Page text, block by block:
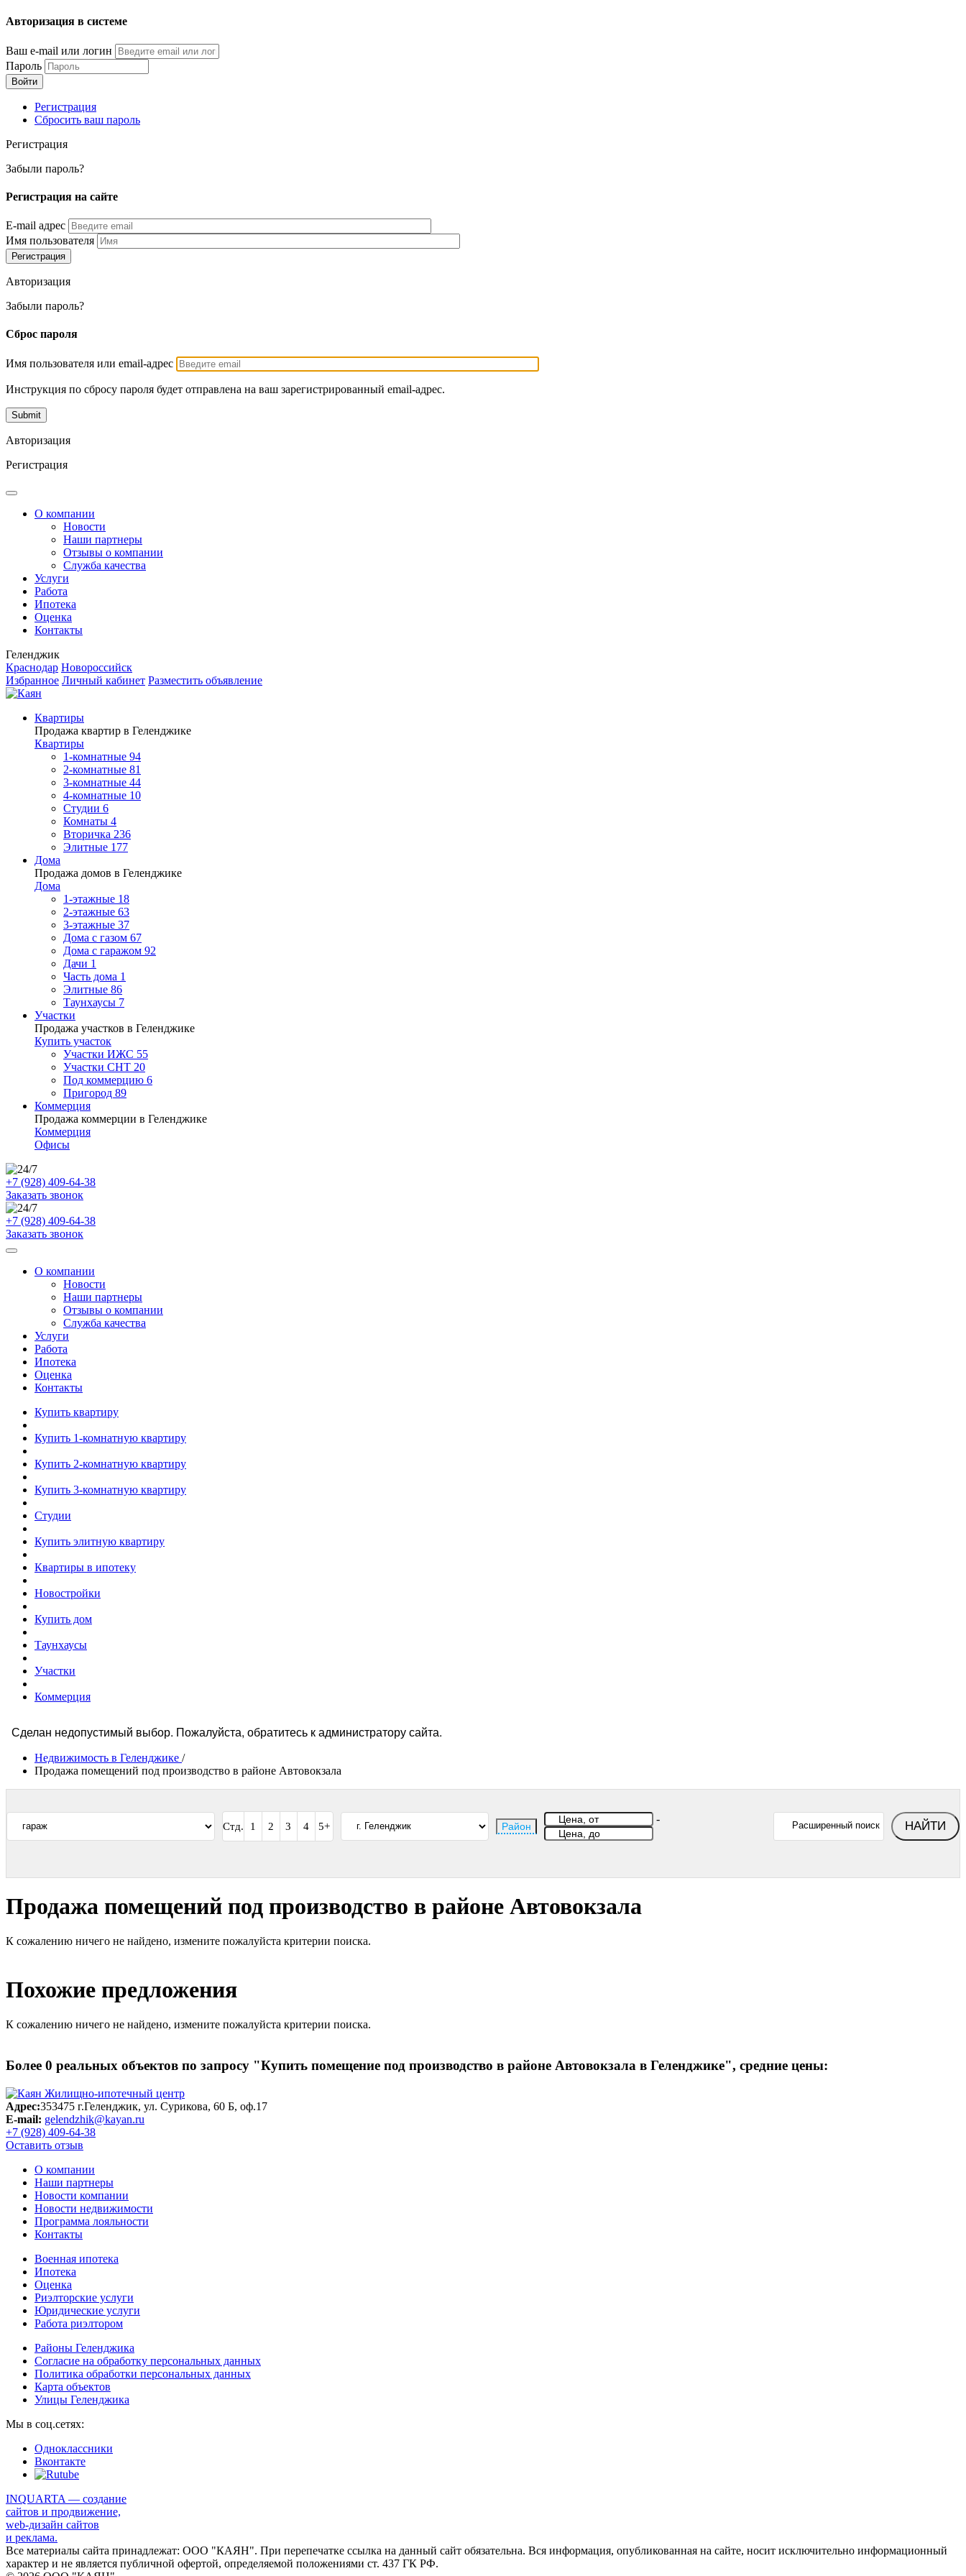
Перейти
основному
содержанию
Авторизация в системе
Ваш e-mail или логин
Пароль
Регистрация
Сбросить ваш пароль
Регистрация
Забыли пароль?
Регистрация на сайте
E-mail адрес
Имя пользователя
Авторизация
Забыли пароль?
Сброс пароля
Имя пользователя или email-адрес
Инструкция по сбросу пароля будет отправлена на ваш зарегистрированный email-адрес.
Авторизация
Регистрация
О компании
Новости
Наши партнеры
Отзывы о компании
Служба качества
Услуги
Работа
Ипотека
Оценка
Контакты
Геленджик
Краснодар Новороссийск
Избранное Личный кабинет Разместить объявление
Квартиры
Продажа квартир в Геленджике
Квартиры
1-комнатные 94
2-комнатные 81
3-комнатные 44
4-комнатные 10
Студии 6
Комнаты 4
Вторичка 236
Элитные 177
Дома
Продажа домов в Геленджике
Дома
1-этажные 18
2-этажные 63
3-этажные 37
Дома с газом 67
Дома с гаражом 92
Дачи 1
Часть дома 1
Элитные 86
Таунхаусы 7
Участки
Продажа участков в Геленджике
Купить участок
Участки ИЖС 55
Участки СНТ 20
Под коммерцию 6
Пригород 89
Коммерция
Продажа коммерции в Геленджике
Коммерция
Офисы
+7 (928) 409-64-38
Заказать звонок
+7 (928) 409-64-38
Заказать звонок
О компании
Новости
Наши партнеры
Отзывы о компании
Служба качества
Услуги
Работа
Ипотека
Оценка
Контакты
Купить квартиру
Купить 1-комнатную квартиру
Купить 2-комнатную квартиру
Купить 3-комнатную квартиру
Студии
Купить элитную квартиру
Квартиры в ипотеку
Новостройки
Купить дом
Таунхаусы
Участки
Коммерция
Сообщение
об
Сделан недопустимый выбор. Пожалуйста, обратитесь к администратору сайта.
Недвижимость в Геленджике /
Продажа помещений под производство в районе Автовокзала
Стд. 1 2 3 4 5+ Район
-
Расширенный поиск НАЙТИ
Продажа помещений под производство в районе Автовокзала
К сожалению ничего не найдено, измените пожалуйста критерии поиска.
Похожие предложения
К сожалению ничего не найдено, измените пожалуйста критерии поиска.
Более 0 реальных объектов по запросу "Купить помещение под производство в районе Автовокзала в Геленджике", средние цены:
Адрес:353475 г.Геленджик, ул. Сурикова, 60 Б, оф.17
E-mail: gelendzhik@kayan.ru
+7 (928) 409-64-38
Оставить отзыв
О компании
Наши партнеры
Новости компании
Новости недвижимости
Программа лояльности
Контакты
Военная ипотека
Ипотека
Оценка
Риэлторские услуги
Юридические услуги
Работа риэлтором
Районы Геленджика
Согласие на обработку персональных данных
Политика обработки персональных данных
Карта объектов
Улицы Геленджика
Мы в соц.сетях:
Одноклассники
Вконтакте
INQUARTA — создание
сайтов и продвижение,
web-дизайн сайтов
и реклама.
Все материалы сайта принадлежат: ООО "КАЯН". При перепечатке ссылка на данный сайт обязательна. Вся информация, опубликованная на сайте, носит исключительно информационный
характер и не является публичной офертой, определяемой положениями ст. 437 ГК РФ.